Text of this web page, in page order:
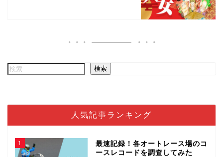
検索
人気記事ランキング
1
最速記録！各オートレース場のコ
ースレコードを調査してみた